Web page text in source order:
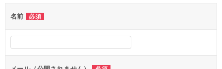
ー
シ
ョ
名前 必須